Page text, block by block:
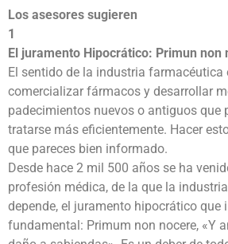
Los asesores sugieren
1
El juramento Hipocrático: Primun non
El sentido de la industria farmacéutica
comercializar fármacos y desarrollar
padecimientos nuevos o antiguos que
tratarse más eficientemente. Hacer
que pareces bien informado.
Desde hace 2 mil 500 años se ha
profesión médica, de la que la
depende, el juramento hipocrático que
fundamental: Primum non nocere, «Y